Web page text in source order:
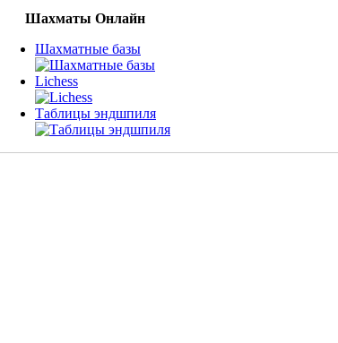
Шахматы Онлайн
Шахматные базы
Lichess
Таблицы эндшпиля